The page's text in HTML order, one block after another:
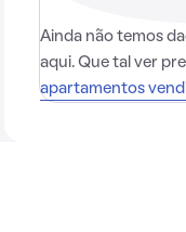
Ainda não temos
aqui. Que tal ver
apartamentos